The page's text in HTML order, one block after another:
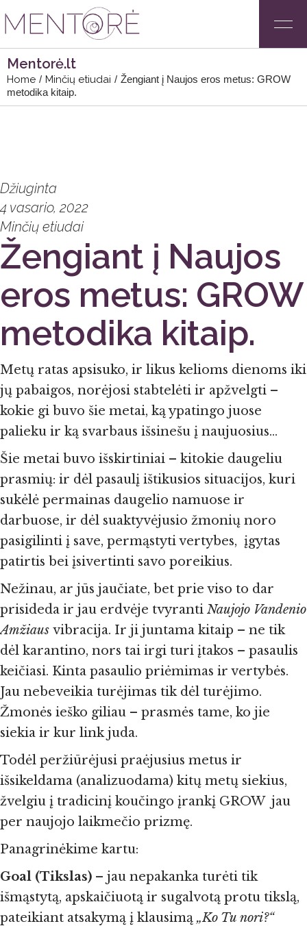
Mentorė.lt
Home Minčių etiudai
Žengiant į Naujos eros metus: GROW
metodika kitaip.
Džiuginta
4 vasario, 2022
Minčių etiudai
Žengiant į Naujos
eros metus: GROW
metodika kitaip.
Metų ratas apsisuko, ir likus kelioms dienoms iki
jų pabaigos, norėjosi stabtelėti ir apžvelgti –
kokie gi buvo šie metai, ką ypatingo juose
palieku ir ką svarbaus išsinešu į naujuosius…
Šie metai buvo išskirtiniai – kitokie daugeliu
prasmių: ir dėl pasaulį ištikusios situacijos, kuri
sukėlė permainas daugelio namuose ir
darbuose, ir dėl suaktyvėjusio žmonių noro
pasigilinti į save, permąstyti vertybes, įgytas
patirtis bei įsivertinti savo poreikius.
Nežinau, ar jūs jaučiate, bet prie viso to dar
prisideda ir jau erdvėje tvyranti Naujojo Vandenio
Amžiaus vibracija. Ir ji juntama kitaip – ne tik
dėl karantino, nors tai irgi turi įtakos – pasaulis
keičiasi. Kinta pasaulio priėmimas ir vertybės.
Jau nebeveikia turėjimas tik dėl turėjimo.
Žmonės ieško giliau – prasmės tame, ko jie
siekia ir kur link juda.
Todėl peržiūrėjusi praėjusius metus ir
išsikeldama (analizuodama) kitų metų siekius,
žvelgiu į tradicinį koučingo įrankį GROW jau
per naujojo laikmečio prizmę.
Panagrinėkime kartu:
Goal (Tikslas) – jau nepakanka turėti tik
išmąstytą, apskaičiuotą ir sugalvotą protu tikslą,
pateikiant atsakymą į klausimą „Ko Tu nori?“